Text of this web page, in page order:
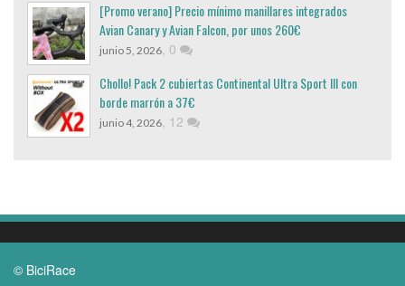
[Promo verano] Precio mínimo manillares integrados
Avian Canary y Avian Falcon, por unos 260€
junio 5, 2026, 0
Chollo! Pack 2 cubiertas Continental Ultra Sport III con
borde marrón a 37€
junio 4, 2026, 12
© BiciRace